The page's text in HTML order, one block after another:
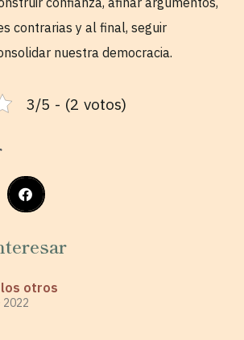
contrarias y al final, seguir
nuestra democracia.
3/5 - (2 votos)
otros
2022